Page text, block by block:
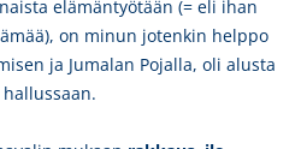
elämäntyötään (= eli ihan
on minun jotenkin helppo
ja Jumalan Pojalla, oli alusta